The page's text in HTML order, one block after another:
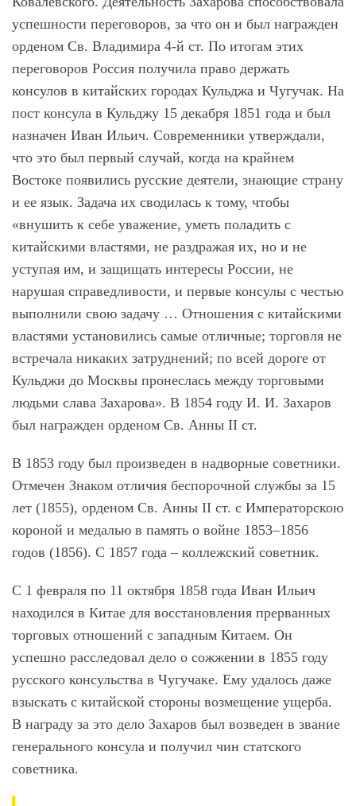
успешности переговоров, за что он и был награжден
орденом Св. Владимира 4-й ст. По итогам этих
переговоров Россия получила право держать
консулов в китайских городах Кульджа и Чугучак. На
пост консула в Кульджу 15 декабря 1851 года и был
назначен Иван Ильич. Современники утверждали,
что это был первый случай, когда на крайнем
Востоке появились русские деятели, знающие страну
и ее язык. Задача их сводилась к тому, чтобы
«внушить к себе уважение, уметь поладить с
китайскими властями, не раздражая их, но и не
уступая им, и защищать интересы России, не
нарушая справедливости, и первые консулы с честью
выполнили свою задачу … Отношения с китайскими
властями установились самые отличные; торговля не
встречала никаких затруднений; по всей дороге от
Кульджи до Москвы пронеслась между торговыми
людьми слава Захарова». В 1854 году И. И. Захаров
был награжден орденом Св. Анны II ст.
В 1853 году был произведен в надворные советники.
Отмечен Знаком отличия беспорочной службы за 15
лет (1855), орденом Св. Анны II ст. с Императорскою
короной и медалью в память о войне 1853–1856
годов (1856). С 1857 года – коллежский советник.
С 1 февраля по 11 октября 1858 года Иван Ильич
находился в Китае для восстановления прерванных
торговых отношений с западным Китаем. Он
успешно расследовал дело о сожжении в 1855 году
русского консульства в Чугучаке. Ему удалось даже
взыскать с китайской стороны возмещение ущерба.
В награду за это дело Захаров был возведен в звание
генерального консула и получил чин статского
советника.